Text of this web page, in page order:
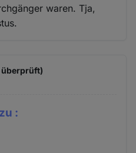
waren. Tja,
überprüft)
: